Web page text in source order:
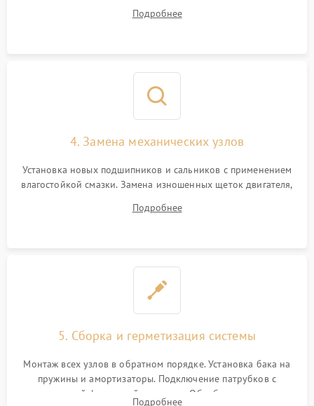
Восстановление целостности проводки и контактов.
Подробнее
4. Замена механических узлов
Установка новых подшипников и сальников с применением
влагостойкой смазки. Замена изношенных щеток двигателя,
или поврежденной резиновой манжеты.
Подробнее
5. Сборка и герметизация системы
Монтаж всех узлов в обратном порядке. Установка бака на
пружины и амортизаторы. Подключение патрубков с
надежной фиксацией хомутами. Обработка стыков
Подробнее